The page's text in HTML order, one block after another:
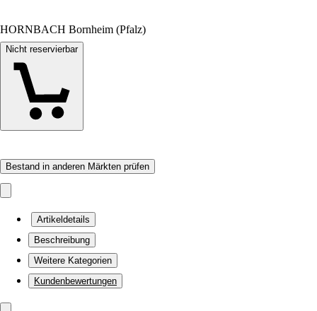
HORNBACH Bornheim (Pfalz)
Nicht reservierbar
Bestand in anderen Märkten prüfen
Artikeldetails
Beschreibung
Weitere Kategorien
Kundenbewertungen